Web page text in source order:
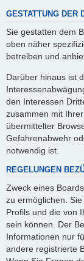
GESTATTUNG DER
Sie gestatten dem
oben näher
betreiben und
Darüber hinaus ist
den Interessen
zusammen mit
übermittelter
Gefahrenabwehr
notwendig ist.
REGELUNGEN
Zweck eines
zu ermöglichen.
Profils und die von
sein können. Der
Informationen nur
andere registrierte